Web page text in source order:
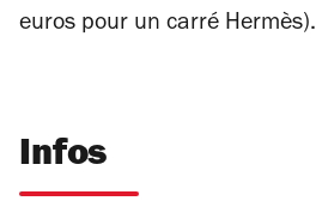
euros pour un carré Hermès).
Infos